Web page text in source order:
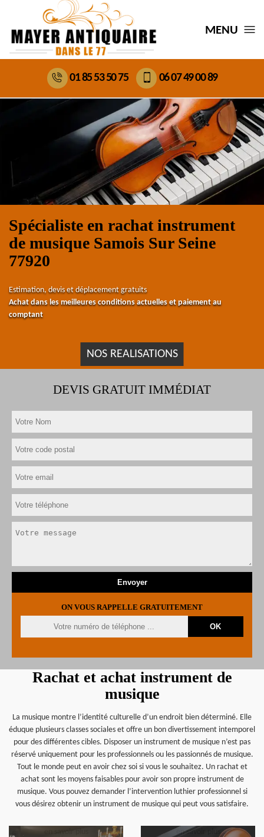
MENU
01 85 53 50 75 06 07 49 00 89
Spécialiste en rachat instrument
de musique Samois Sur Seine
77920
Estimation, devis et déplacement gratuits
Achat dans les meilleures conditions actuelles et paiement au
comptant
NOS REALISATIONS
DEVIS GRATUIT IMMÉDIAT
ON VOUS RAPPELLE GRATUITEMENT
Rachat et achat instrument de
musique
La musique montre l’identité culturelle d’un endroit bien déterminé. Elle
éduque plusieurs classes sociales et offre un bon divertissement intemporel
pour des différentes cibles. Disposer un instrument de musique n’est pas
réservé uniquement pour les professionnels ou les passionnés de musique.
Tout le monde peut en avoir chez soi si vous le souhaitez. Un rachat et
achat sont les moyens faisables pour avoir son propre instrument de
musique. Vous pouvez demander l’intervention luthier professionnel si
vous désirez obtenir un instrument de musique qui peut vous satisfaire.
en savoir plus en savoir plus